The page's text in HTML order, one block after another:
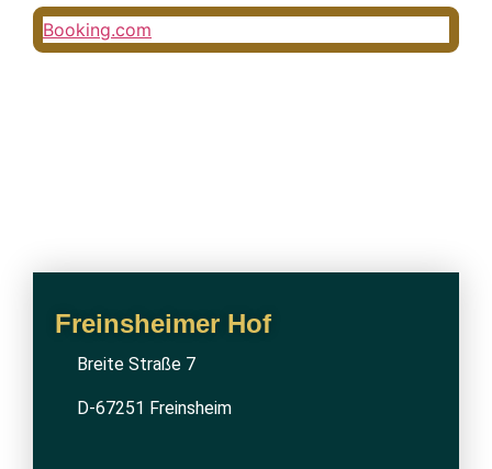
Booking.com
Freinsheimer Hof
Breite Straße 7
D-67251 Freinsheim